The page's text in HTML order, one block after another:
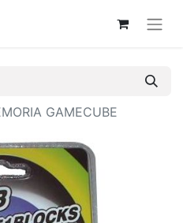
GAMECUBE